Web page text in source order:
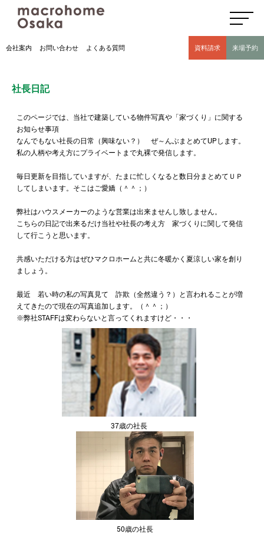
高気密高断熱住宅のマクロホーム大阪の社長日記(豊中市 モデルハウス有)
会社案内 お問い合わせ よくある質問 資料請求 来場予約
社長日記
このページでは、当社で建築している物件写真や「家づくり」に関する
お知らせ事項
なんでもない社長の日常（興味ない？） ぜ～んぶまとめてUPします。
私の人柄や考え方にプライベートまで丸裸で発信します。
毎日更新を目指していますが、たまに忙しくなると数日分まとめてＵＰ
してしまいます。そこはご愛嬌（＾＾；）
弊社はハウスメーカーのような営業は出来ませんし致しません。
こちらの日記で出来るだけ当社や社長の考え方 家づくりに関して発信
して行こうと思います。
共感いただける方はぜひマクロホームと共に冬暖かく夏涼しい家を創り
ましょう。
最近 若い時の私の写真見て 詐欺（全然違う？）と言われることが増
えてきたので現在の写真追加します。（＾＾；）
※弊社STAFFは変わらないと言ってくれますけど・・・
37歳の社長
50歳の社長